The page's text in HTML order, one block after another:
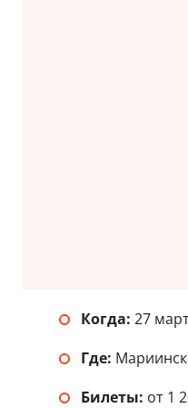
Когда: 27
Где:
Билеты: от 1